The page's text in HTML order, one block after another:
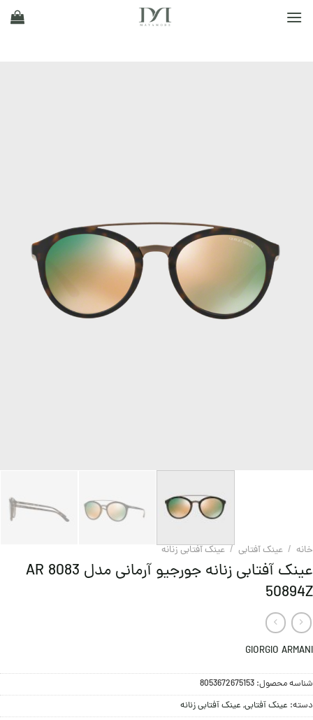
خانه / عینک آفتابی / عینک آفتابی زنانه
عینک آفتابی زنانه جورجیو آرمانی مدل AR 8083
50894Z
GIORGIO ARMANI
شناسه محصول: 8053672675153
دسته: عینک آفتابی, عینک آفتابی زنانه